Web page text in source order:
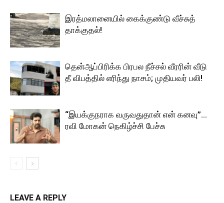
இரத்மலானையில் கைக்குண்டு வீச்சுத்
தாக்குதல்!
தென்ஆப்பிரிக்க பிரபல நீச்சல் வீரரின் வீடு
தீ விபத்தில் எரிந்து நாசம்; முதியவர் பலி!
“இயக்குநராக வருவதுதான் என் கனவு”…
ரவி மோகன் நெகிழ்ச்சி பேச்சு
LEAVE A REPLY